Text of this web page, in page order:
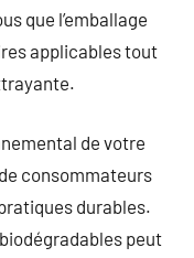
que l’emballage
applicables tout
de votre
consommateurs
durables.
peut